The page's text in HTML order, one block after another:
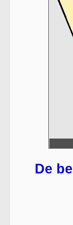
De